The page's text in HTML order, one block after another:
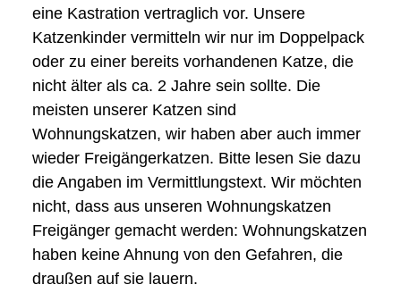
eine Kastration vertraglich vor. Unsere
Katzenkinder vermitteln wir nur im Doppelpack
oder zu einer bereits vorhandenen Katze, die
nicht älter als ca. 2 Jahre sein sollte. Die
meisten unserer Katzen sind
Wohnungskatzen, wir haben aber auch immer
wieder Freigängerkatzen. Bitte lesen Sie dazu
die Angaben im Vermittlungstext. Wir möchten
nicht, dass aus unseren Wohnungskatzen
Freigänger gemacht werden: Wohnungskatzen
haben keine Ahnung von den Gefahren, die
draußen auf sie lauern.